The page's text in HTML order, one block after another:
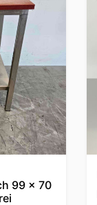
99 x 70